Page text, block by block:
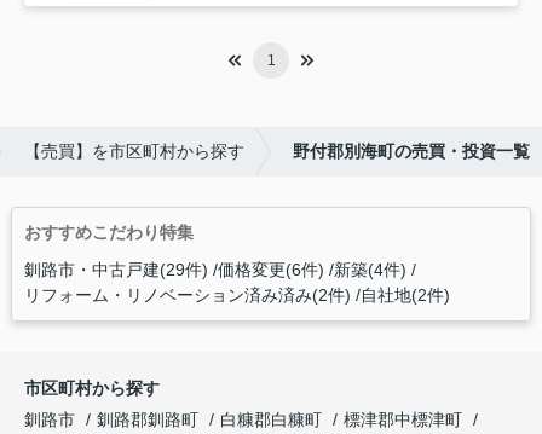
1
【売買】を市区町村から探す 野付郡別海町の売買・投資一覧
おすすめこだわり特集
釧路市・中古戸建(29件) 価格変更(6件) 新築(4件)
リフォーム・リノベーション済み済み(2件) 自社地(2件)
市区町村から探す
釧路市
釧路郡釧路町 白糠郡白糠町
標津郡中標津町